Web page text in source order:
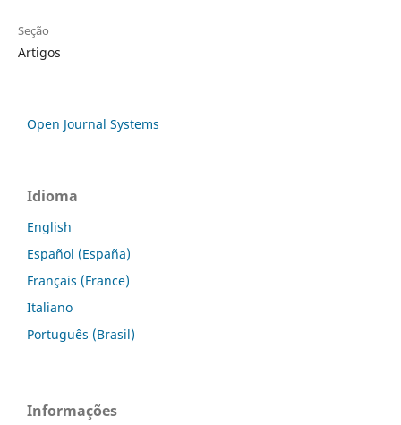
Seção
Artigos
Open Journal Systems
Idioma
English
Español (España)
Français (France)
Italiano
Português (Brasil)
Informações